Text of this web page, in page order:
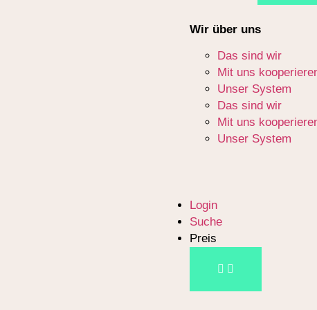
Wir über uns
Das sind wir
Mit uns
Unser System
Das sind wir
Mit uns
Unser System
Login
Suche
Preis